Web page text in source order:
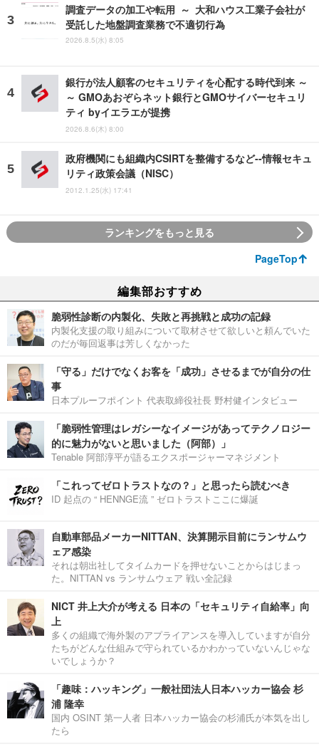
調査データの加工や転用 ～ 大和ハウス工業子会社が
受託した地盤調査業務で不適切行為
2026.8.5(水) 8:05
銀行が法人顧客のセキュリティを心配する時代到来 ～
～ GMOあおぞらネット銀行とGMOサイバーセキュリ
ティ byイエラエが提携
2026.8.6(木) 8:00
政府機関にも組織内CSIRTを整備するなど--情報セキュ
リティ政策会議（NISC）
2012.1.25(水) 17:41
ランキングをもっと見る
PageTop
編集部おすすめ
脆弱性診断の内製化、失敗と再挑戦と成功の記録
内製化支援の取り組みについて取材させて欲しいと頼んでいた
のだが毎回返事は芳しくなかった
「守る」だけでなくお客を「成功」させるまでが自分の仕
事
日本プルーフポイント 代表取締役社長 野村健インタビュー
「脆弱性管理はレガシーなイメージがあってテクノロジー
的に魅力がないと思いました（阿部）」
Tenable 阿部淳平が語るエクスポージャーマネジメント
「これってゼロトラストなの？」と思ったら読むべき
ID 起点の “ HENNGE流 ” ゼロトラストここに爆誕
自動車部品メーカーNITTAN、決算開示目前にランサムウ
ェア感染
それは朝出社してタイムカードを押せないことからはじまっ
た。NITTAN vs ランサムウェア 戦い全記録
NICT 井上大介が考える 日本の「セキュリティ自給率」向
上
多くの組織で海外製のアプライアンスを導入していますが自分
たちがどんな仕組みで守られているかわかっていないんじゃな
いでしょうか？
「趣味：ハッキング」一般社団法人日本ハッカー協会 杉
浦 隆幸
国内 OSINT 第一人者 日本ハッカー協会の杉浦氏が本気を出し
たら